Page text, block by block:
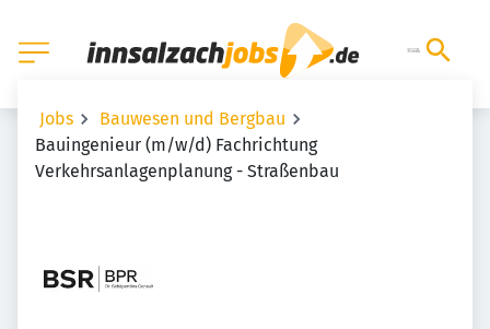
Jobs
Bauwesen und Bergbau
Bauingenieur (m/w/d) Fachrichtung
Verkehrsanlagenplanung - Straßenbau